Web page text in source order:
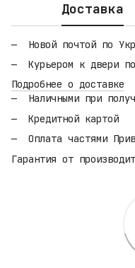
Доставка
Новой почтой по
Курьером к двери
Подробнее о доставке
Наличными при
Кредитной картой
Оплата частями
Гарантия от